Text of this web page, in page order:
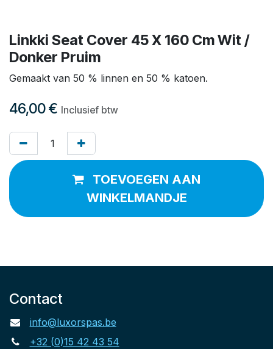
Linkki Seat Cover 45 X 160 Cm Wit /
Donker Pruim
Gemaakt van 50 % linnen en 50 % katoen.
46,00€ Inclusief btw
TOEVOEGEN AAN
WINKELMANDJE
Contact
info@luxorspas.be
+32 (0)15 42 43 54